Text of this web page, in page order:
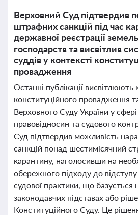
Верховний Суд підтвердив
штрафних санкцій під час
державної реєстрації
господарств та висвітлив
суддів у контексті
провадження
Останні публікації висвітлюють
конституційного провадження
Верховного Суду України у
правовідносин та судового
Суд підтвердив можливість
санкцій понад шестимісячний
карантину, наголосивши на
обережного підходу до
судової практики, що базується
законодавчих підставах або
Конституційного Суду. Це